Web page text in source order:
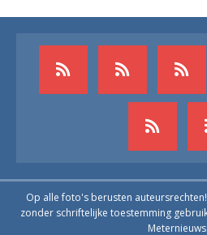
Op alle foto's berusten
zonder schriftelijke toestemming